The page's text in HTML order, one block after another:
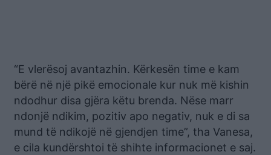
“E vlerësoj avantazhin. Kërkesën time e kam
bërë në një pikë emocionale kur nuk më kishin
ndodhur disa gjëra këtu brenda. Nëse marr
ndonjë ndikim, pozitiv apo negativ, nuk e di sa
mund të ndikojë në gjendjen time”, tha Vanesa,
e cila kundërshtoi të shihte informacionet e saj.